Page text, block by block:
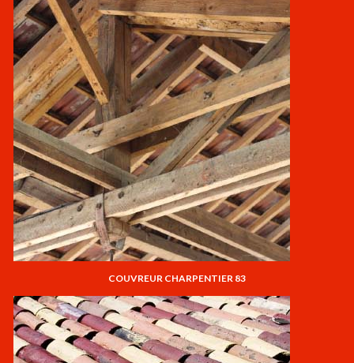
COUVREUR CHARPENTIER 83